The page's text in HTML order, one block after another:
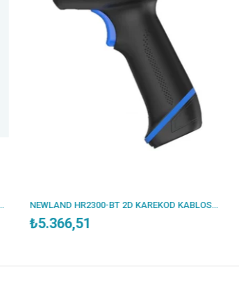
NEWLAND HR2300-BT 2D KAREKOD KABLOSUZ BLUETOOTH BARKOD OKUYUCU + STAND